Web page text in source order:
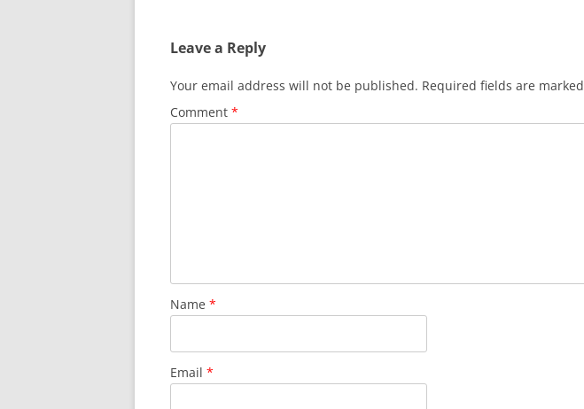
Leave a Reply
Your email address will not be published. Required fields are marked
Comment *
Name *
Email *